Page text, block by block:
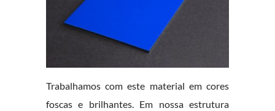
Trabalhamos com este material em cores
foscas e brilhantes. Em nossa estrutura